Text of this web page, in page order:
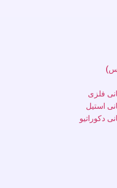
فلزی
استیل
دکوراتیو